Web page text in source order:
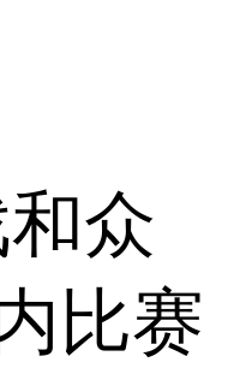
众
比赛